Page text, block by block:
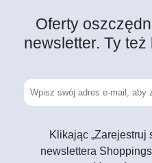
Oferty
newsletter. Ty
Klikając „Zarejestruj
newslettera